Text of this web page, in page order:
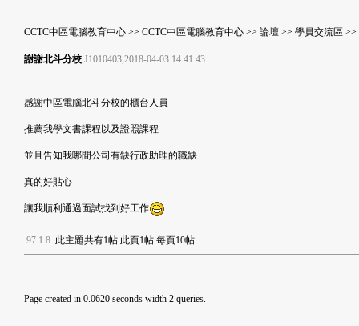
CCTC中區電腦教育中心 >> CCTC中區電腦教育中心 >> 論壇 >> 學員交流區 >>
謝謝北斗分校 J1010403,2018-04-03 14:41:43
感謝中區電腦北斗分校的櫃台人員
推薦我學文書課程以及證照課程
並且告知我哪間公司有缺行政助理的職缺
真的好貼心
讓我順利通過面試找到好工作
97 1 8: 此主題共有1帖 此頁1帖 每頁10帖
Page created in 0.0620 seconds width 2 queries.